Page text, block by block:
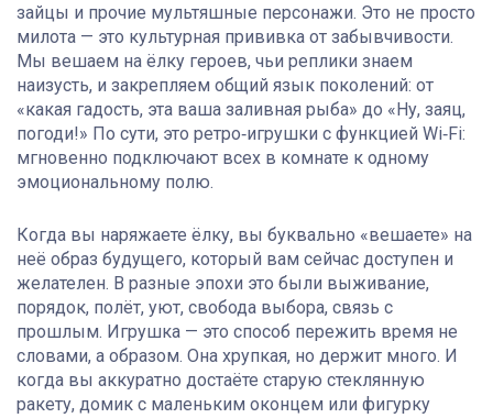
зайцы и прочие мультяшные персонажи. Это не просто
милота — это культурная прививка от забывчивости.
Мы вешаем на ёлку героев, чьи реплики знаем
наизусть, и закрепляем общий язык поколений: от
«какая гадость, эта ваша заливная рыба» до «Ну, заяц,
погоди!» По сути, это ретро‑игрушки с функцией Wi‑Fi:
мгновенно подключают всех в комнате к одному
эмоциональному полю.
Когда вы наряжаете ёлку, вы буквально «вешаете» на
неё образ будущего, который вам сейчас доступен и
желателен. В разные эпохи это были выживание,
порядок, полёт, уют, свобода выбора, связь с
прошлым. Игрушка — это способ пережить время не
словами, а образом. Она хрупкая, но держит много. И
когда вы аккуратно достаёте старую стеклянную
ракету, домик с маленьким оконцем или фигурку